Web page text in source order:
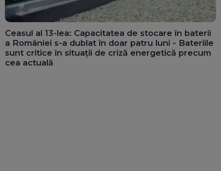
Ceasul al 13-lea: Capacitatea de stocare în baterii
a României s-a dublat în doar patru luni - Bateriile
sunt critice în situații de criză energetică precum
cea actuală